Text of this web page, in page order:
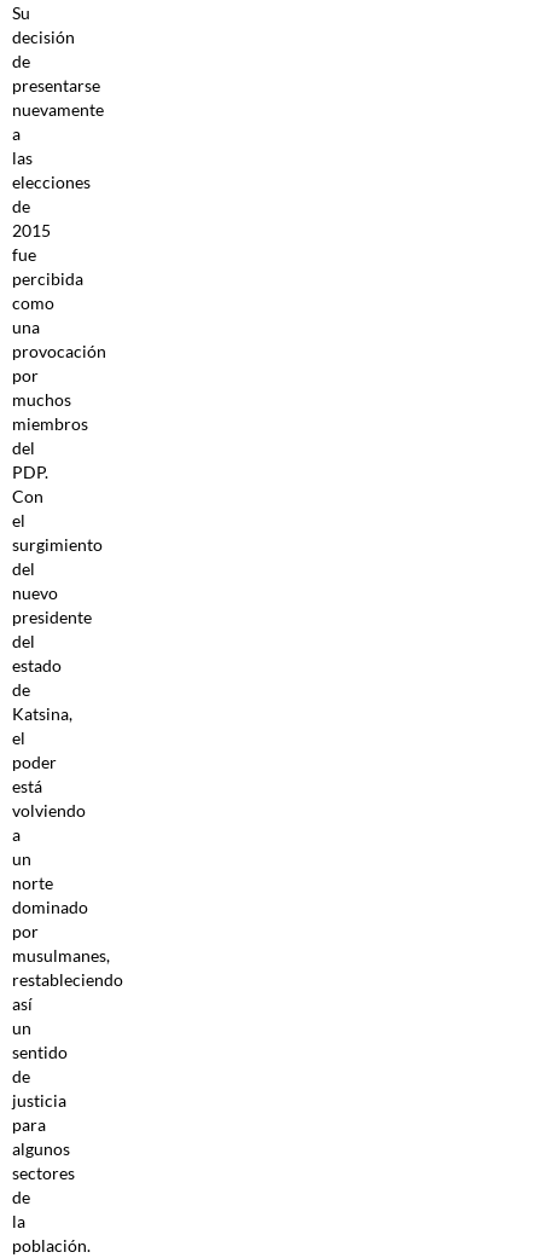
Su
decisión
de
presentarse
nuevamente
a
las
elecciones
de
2015
fue
percibida
como
una
provocación
por
muchos
miembros
del
PDP.
Con
el
surgimiento
del
nuevo
presidente
del
estado
de
Katsina,
el
poder
está
volviendo
a
un
norte
dominado
por
musulmanes,
restableciendo
así
un
sentido
de
justicia
para
algunos
sectores
de
la
población.